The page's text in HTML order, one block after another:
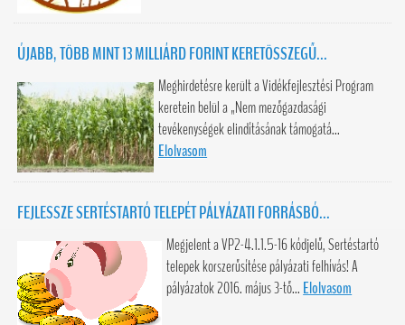
ÚJABB, TÖBB MINT 13 MILLIÁRD FORINT KERETÖSSZEGŰ...
Meghirdetésre került a Vidékfejlesztési Program
keretein belül a „Nem mezőgazdasági
tevékenységek elindításának támogatá...
Elolvasom
FEJLESSZE SERTÉSTARTÓ TELEPÉT PÁLYÁZATI FORRÁSBÓ...
Megjelent a VP2-4.1.1.5-16 kódjelű, Sertéstartó
telepek korszerűsítése pályázati felhívás! A
pályázatok 2016. május 3-tő... Elolvasom